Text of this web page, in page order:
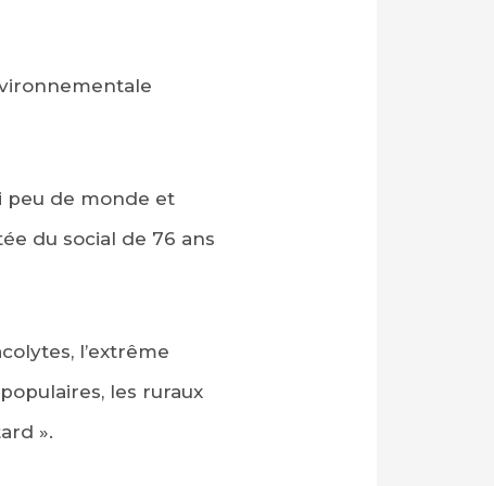
peu de monde et
du social de 76 ans
l’extrême
les ruraux
».